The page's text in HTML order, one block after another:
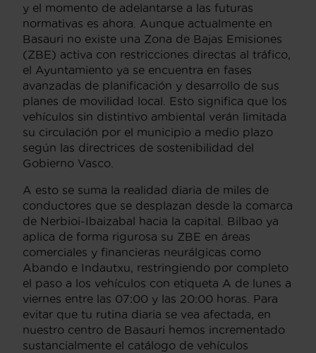
y el momento de adelantarse a las futuras
normativas es ahora. Aunque actualmente en
Basauri no existe una Zona de Bajas Emisiones
(ZBE) activa con restricciones directas al tráfico,
el Ayuntamiento ya se encuentra en fases
avanzadas de planificación y desarrollo de sus
planes de movilidad local. Esto significa que los
vehículos sin distintivo ambiental verán limitada
su circulación por el municipio a medio plazo
según las directrices de sostenibilidad del
Gobierno Vasco.
A esto se suma la realidad diaria de miles de
conductores que se desplazan desde la comarca
de Nerbioi-Ibaizabal hacia la capital. Bilbao ya
aplica de forma rigurosa su ZBE en áreas
comerciales y financieras neurálgicas como
Abando e Indautxu, restringiendo por completo
el paso a los vehículos con etiqueta A de lunes a
viernes entre las 07:00 y las 20:00 horas. Para
evitar que tu rutina diaria se vea afectada, en
nuestro centro de Basauri hemos incrementado
sustancialmente el catálogo de vehículos